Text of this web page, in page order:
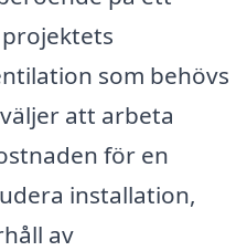
som behövs
att arbeta
för en
installation,
av